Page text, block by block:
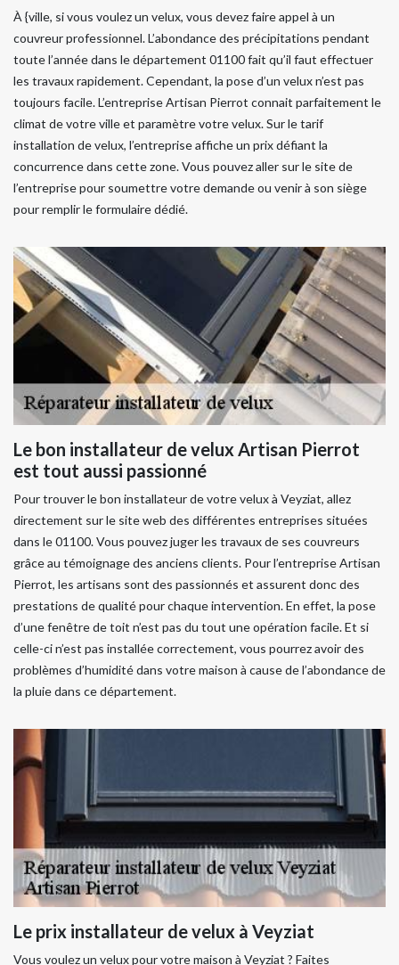
À {ville, si vous voulez un velux, vous devez faire appel à un
couvreur professionnel. L’abondance des précipitations pendant
toute l’année dans le département 01100 fait qu’il faut effectuer
les travaux rapidement. Cependant, la pose d’un velux n’est pas
toujours facile. L’entreprise Artisan Pierrot connait parfaitement le
climat de votre ville et paramètre votre velux. Sur le tarif
installation de velux, l’entreprise affiche un prix défiant la
concurrence dans cette zone. Vous pouvez aller sur le site de
l’entreprise pour soumettre votre demande ou venir à son siège
pour remplir le formulaire dédié.
Le bon installateur de velux Artisan Pierrot
est tout aussi passionné
Pour trouver le bon installateur de votre velux à Veyziat, allez
directement sur le site web des différentes entreprises situées
dans le 01100. Vous pouvez juger les travaux de ses couvreurs
grâce au témoignage des anciens clients. Pour l’entreprise Artisan
Pierrot, les artisans sont des passionnés et assurent donc des
prestations de qualité pour chaque intervention. En effet, la pose
d’une fenêtre de toit n’est pas du tout une opération facile. Et si
celle-ci n’est pas installée correctement, vous pourrez avoir des
problèmes d’humidité dans votre maison à cause de l’abondance de
la pluie dans ce département.
Le prix installateur de velux à Veyziat
Vous voulez un velux pour votre maison à Veyziat ? Faites